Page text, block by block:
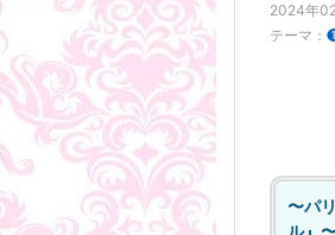
2024年
テーマ：
〜パ
ル』